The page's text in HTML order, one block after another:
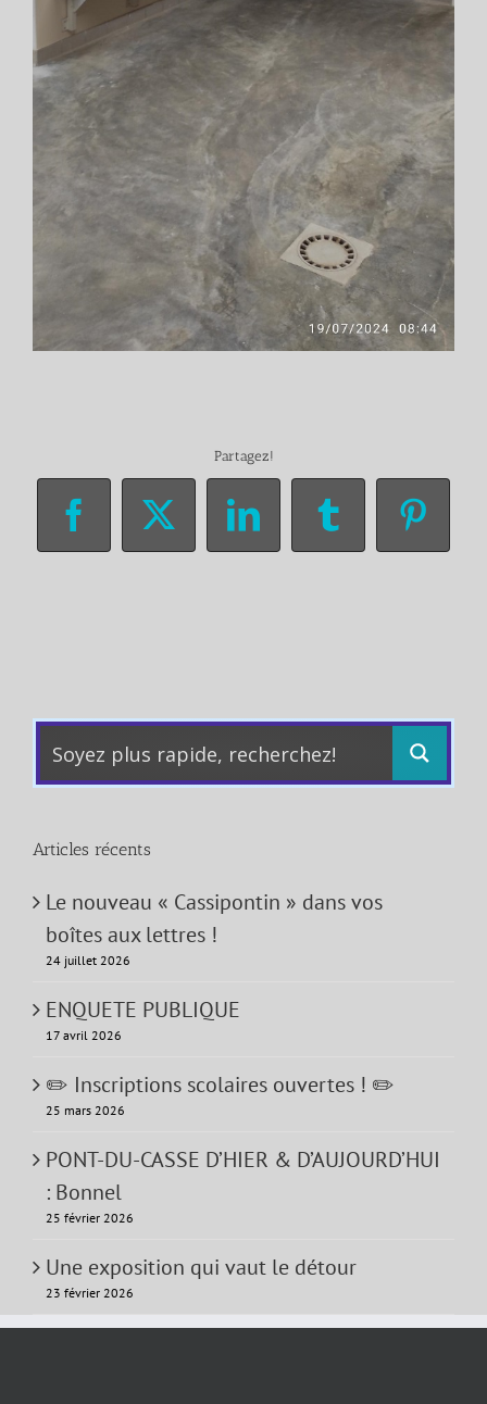
Partagez!
Facebook
X LinkedInTumblr
Articles récents
Le nouveau « Cassipontin » dans vos
boîtes aux lettres !
24 juillet 2026
ENQUETE PUBLIQUE
17 avril 2026
✏️ Inscriptions scolaires ouvertes ! ✏️
25 mars 2026
PONT-DU-CASSE D’HIER & D’AUJOURD’HUI
: Bonnel
25 février 2026
Une exposition qui vaut le détour
23 février 2026